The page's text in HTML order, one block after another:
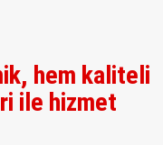
hem kaliteli
ile hizmet